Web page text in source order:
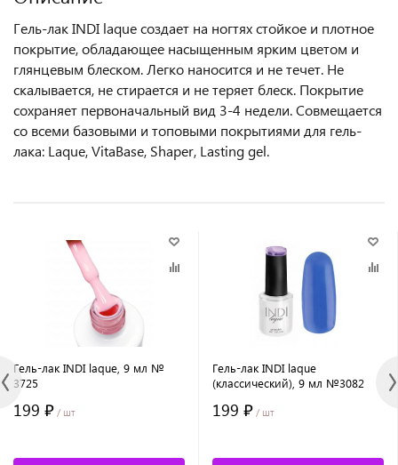
Гель-лак INDI laque создает на ногтях стойкое и плотное
покрытие, обладающее насыщенным ярким цветом и
глянцевым блеском. Легко наносится и не течет. Не
скалывается, не стирается и не теряет блеск. Покрытие
сохраняет первоначальный вид 3-4 недели. Совмещается
со всеми базовыми и топовыми покрытиями для гель-
лака: Laque, VitaBase, Shaper, Lasting gel.
Гель-лак INDI laque, 9 мл №
3725
199 ₽ / шт
Гель-лак INDI laque
(классический), 9 мл №3082
199 ₽ / шт